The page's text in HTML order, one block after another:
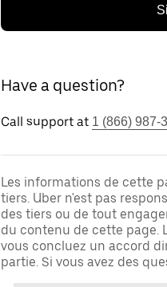
Have a question?
Call support at 1 (866) 987-
Les informations de cette
tiers. Uber n'est pas
des tiers ou de tout
du contenu de cette page.
vous concluez un accord
partie. Si vous avez des